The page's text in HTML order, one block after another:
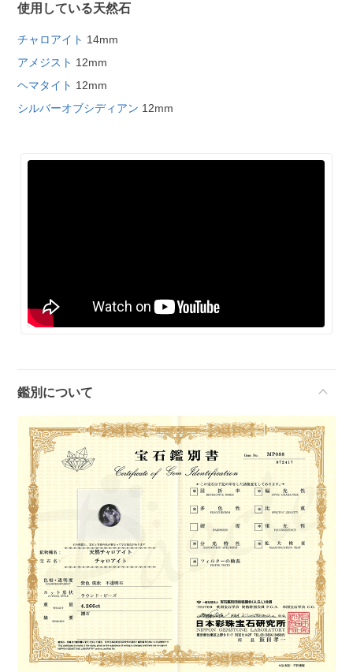
使用している天然石
チャロアイト 14mm
アメジスト 12mm
ヘマタイト 12mm
シルバーオブシディアン 12mm
鑑別について